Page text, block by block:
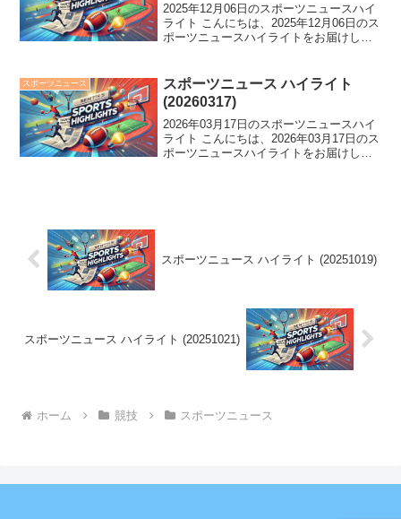
2025年12月06日のスポーツニュースハイ
ライト こんにちは、2025年12月06日のス
ポーツニュースハイライトをお届けしま
悔し涙のSP5位、りくりゅうに歓声。野
球...
スポーツニュース
スポーツニュース ハイライト
(20260317)
2026年03月17日のスポーツニュースハイ
ライト こんにちは、2026年03月17日のス
ポーツニュースハイライトをお届けしま
スポーツニュース ハイライト (20251019)
スポーツニュース ハイライト (20251021)
ホーム 競技 スポーツニュース